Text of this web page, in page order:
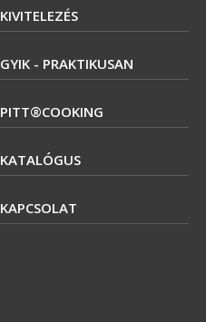
KIVITELEZÉS
GYIK - PRAKTIKUSAN
PITT®COOKING
KATALÓGUS
KAPCSOLAT